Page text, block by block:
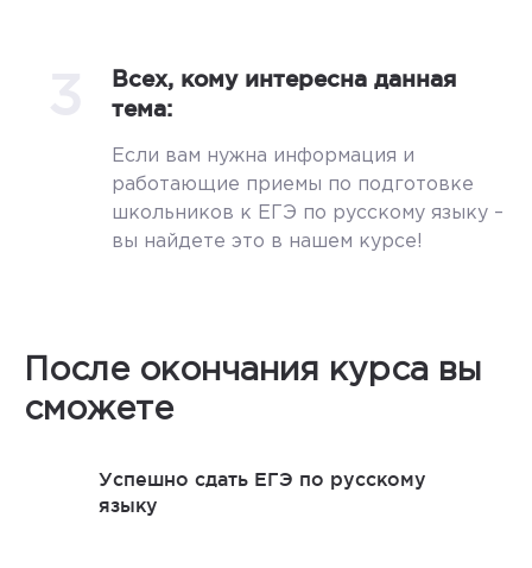
Всех, кому интересна данная
тема:
Если вам нужна информация и
работающие приемы по подготовке
школьников к ЕГЭ по русскому языку –
вы найдете это в нашем курсе!
После окончания курса вы
сможете
Успешно сдать ЕГЭ по русскому
языку